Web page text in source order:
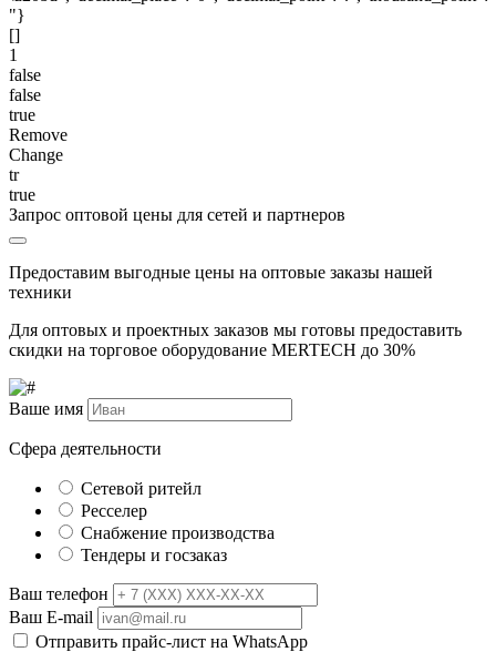
"}
[]
1
false
false
true
Remove
Change
tr
true
Запрос оптовой цены для сетей и партнеров
Предоставим выгодные цены на оптовые заказы нашей
техники
Для оптовых и проектных заказов мы готовы предоставить
скидки на торговое оборудование MERTECH до 30%
Ваше имя
Сфера деятельности
Сетевой ритейл
Ресселер
Снабжение производства
Тендеры и госзаказ
Ваш телефон
Ваш E-mail
Отправить прайс-лист на WhatsApp